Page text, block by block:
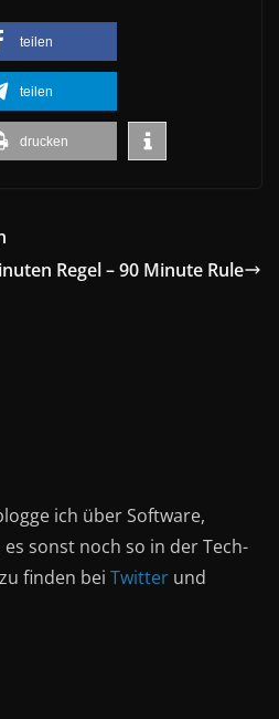
teilen
teilen
drucken
Regel – 90 Minute Rule
ich über Software,
sonst noch so in der Tech-
finden beiTwitter und